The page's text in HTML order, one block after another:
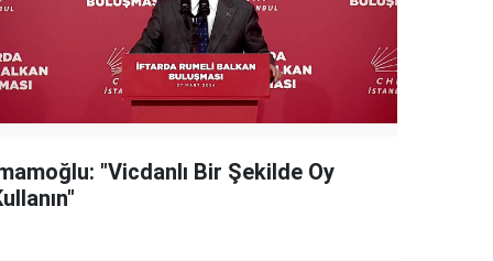
"Vicdanlı Bir Şekilde Oy